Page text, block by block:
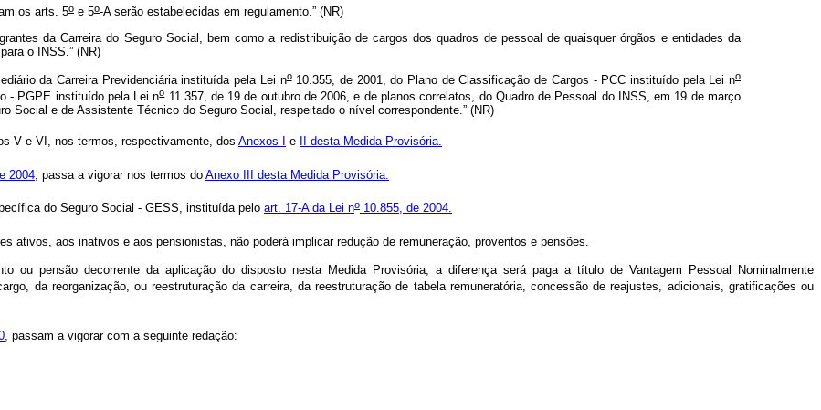
os arts. 5o e 5o-A serão estabelecidas em regulamento.” (NR)
da Carreira do Seguro Social, bem como a redistribuição de cargos dos quadros de pessoal de quaisquer órgãos e entidades da
o INSS.” (NR)
da Carreira Previdenciária instituída pela Lei no10.355, de 2001, do Plano de Classificação de Cargos - PCC instituído pela Lei no
- PGPE instituído pela Lei no11.357, de 19 de outubro de 2006, e de planos correlatos, do Quadro de Pessoal do INSS, em 19 de março
Social e de Assistente Técnico do Seguro Social, respeitado o nível correspondente.” (NR)
V e VI, nos termos, respectivamente, dos Anexos I e II desta Medida Provisória.
2004, passa a vigorar nos termos do Anexo III desta Medida Provisória.
do Seguro Social - GESS, instituída pelo art. 17-A da Lei no 10.855, de 2004.
ativos, aos inativos e aos pensionistas, não poderá implicar redução de remuneração, proventos e pensões.
ou pensão decorrente da aplicação do disposto nesta Medida Provisória, a diferença será paga a título de Vantagem Pessoal Nominalmente
da reorganização, ou reestruturação da carreira, da reestruturação de tabela remuneratória, concessão de reajustes, adicionais, gratificações ou
, passam a vigorar com a seguinte redação: